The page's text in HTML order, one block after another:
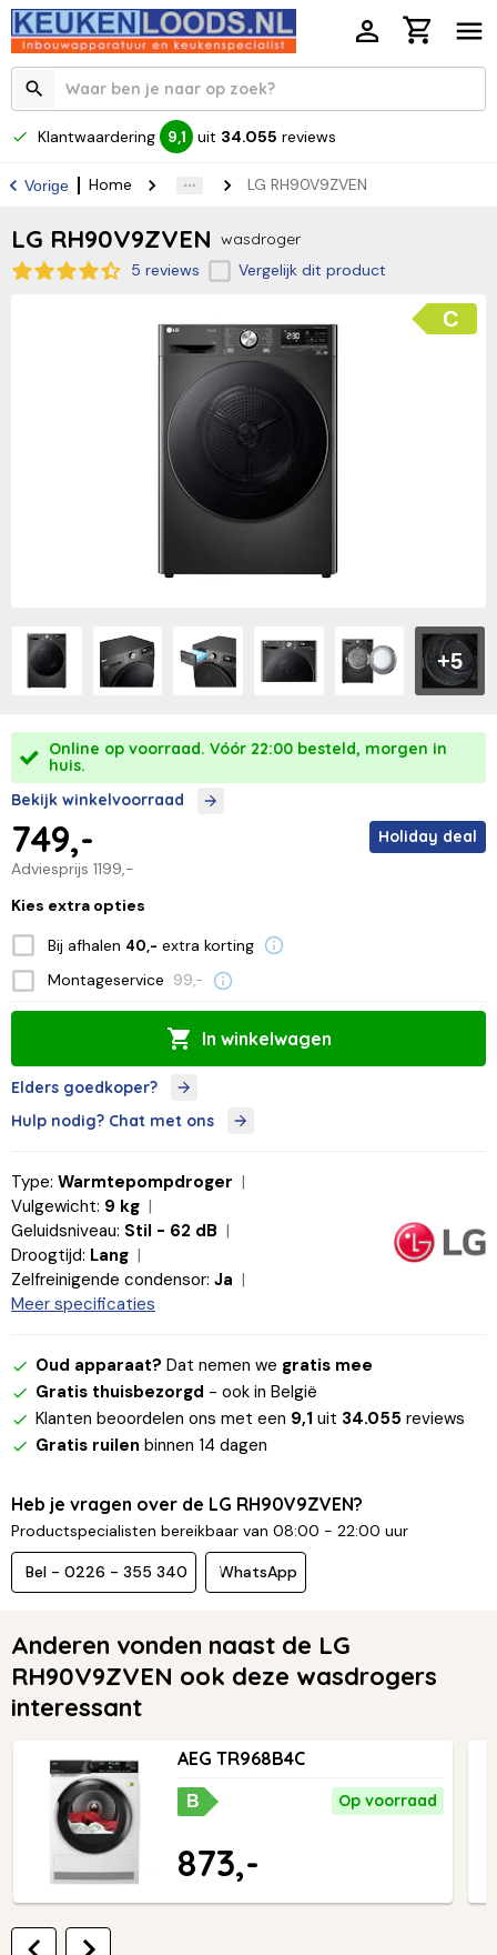
Klantwaardering 9,1 uit 34.055 reviews
Vorige Home LG RH90V9ZVEN
LG RH90V9ZVEN wasdroger
5 reviews
Vergelijk dit product
+5
C
Online op voorraad. Vóór 22:00 besteld, morgen in
huis.
Bekijk winkelvoorraad
Adviesprijs 1199,-
749,- Holiday deal
Kies extra opties
Bij afhalen 40,- extra korting
Montageservice 99,-
In winkelwagen
Elders goedkoper?
Hulp nodig? Chat met ons
Type: Warmtepompdroger
Vulgewicht: 9 kg
Geluidsniveau: Stil - 62 dB
Droogtijd: Lang
Zelfreinigende condensor: Ja
Meer specificaties
Oud apparaat? Dat nemen we gratis mee
Gratis thuisbezorgd - ook in België
Klanten beoordelen ons met een 9,1 uit 34.055 reviews
Gratis ruilen binnen 14 dagen
Heb je vragen over de LG RH90V9ZVEN?
Productspecialisten bereikbaar van 08:00 - 22:00 uur
Bel - 0226 - 355 340 WhatsApp
Anderen vonden naast de LG
RH90V9ZVEN ook deze wasdrogers
interessant
AEG TR968B4C
B Op voorraad
873,-